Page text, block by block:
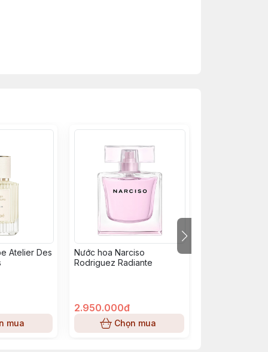
Atelier Des
mua
Nước hoa Narciso
Rodriguez Radiante
2.950.000đ
Chọn mua